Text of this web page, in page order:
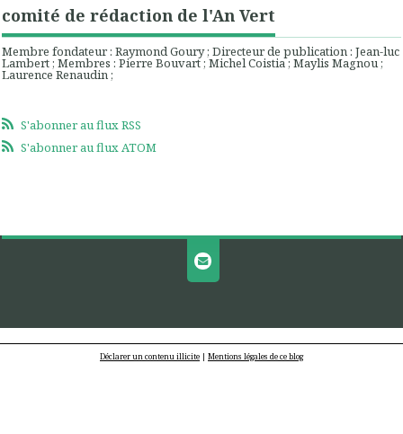
comité de rédaction de l'An Vert
Membre fondateur : Raymond Goury ; Directeur de publication : Jean-luc
Lambert ; Membres : Pierre Bouvart ; Michel Coistia ; Maylis Magnou ;
Laurence Renaudin ;
S'abonner au flux RSS
S'abonner au flux ATOM
Déclarer un contenu illicite | Mentions légales de ce blog